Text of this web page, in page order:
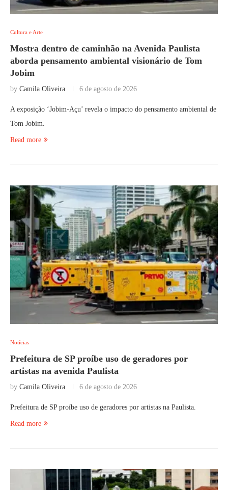
Cultura e Arte
Mostra dentro de caminhão na Avenida Paulista
aborda pensamento ambiental visionário de Tom
Jobim
by Camila Oliveira 6 de agosto de 2026
A exposição ‘Jobim-Açu’ revela o impacto do pensamento ambiental de
Tom Jobim.
Read more
Notícias
Prefeitura de SP proíbe uso de geradores por
artistas na avenida Paulista
by Camila Oliveira 6 de agosto de 2026
Prefeitura de SP proíbe uso de geradores por artistas na Paulista.
Read more